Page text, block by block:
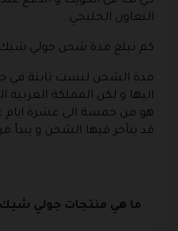
التعاون الخليجي .
كم تبلغ مدة شحن جولي
مدة الشحن ليست ثابتة في
اليها و لكن المملكة
هو من خمسة الى عشرة ايام
قد يتأخر فيها الشحن و يبدأ من 13 يوم عمل الى 21 يوم
ما هي منتجات جولي